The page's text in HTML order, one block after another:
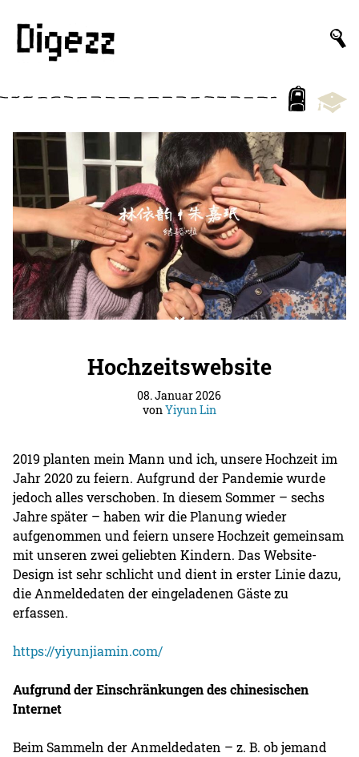
Hochzeitswebsite
08. Januar 2026
vonYiyun Lin
2019 planten mein Mann und ich, unsere Hochzeit im
Jahr 2020 zu feiern. Aufgrund der Pandemie wurde
jedoch alles verschoben. In diesem Sommer – sechs
Jahre später – haben wir die Planung wieder
aufgenommen und feiern unsere Hochzeit gemeinsam
mit unseren zwei geliebten Kindern. Das Website-
Design ist sehr schlicht und dient in erster Linie dazu,
die Anmeldedaten der eingeladenen Gäste zu
erfassen.
https://yiyunjiamin.com/
Aufgrund der Einschränkungen des chinesischen
Internet
Beim Sammeln der Anmeldedaten – z. B. ob jemand